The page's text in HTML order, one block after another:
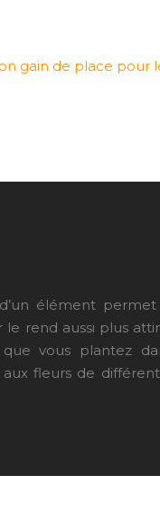
gain de place pour
élément
rend aussi plus
vous plantez
fleurs de